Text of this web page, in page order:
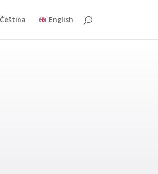
Čeština English